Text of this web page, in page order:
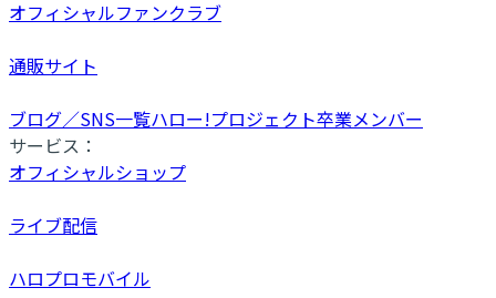
オフィシャルファンクラブ
通販サイト
ブログ／SNS一覧ハロー!プロジェクト卒業メンバー
サービス：
オフィシャルショップ
ライブ配信
ハロプロモバイル